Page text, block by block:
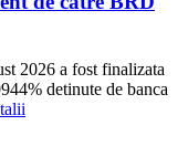
2026 a fost finalizata
detinute de banca